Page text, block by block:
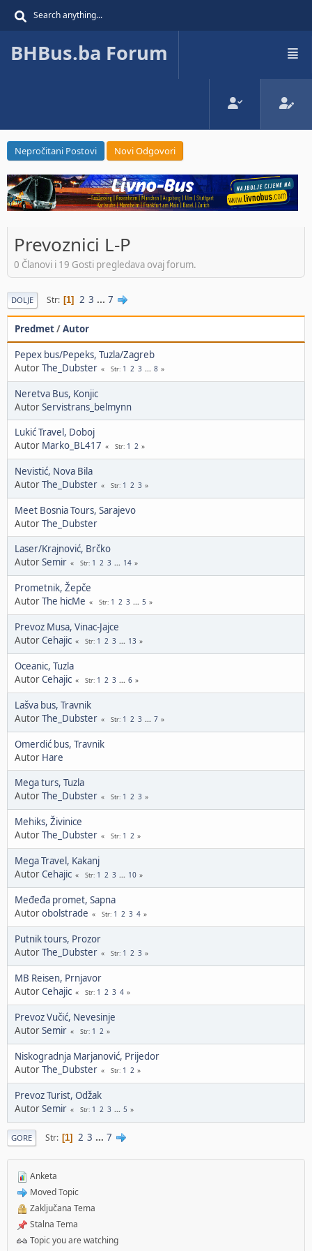
BHBus.ba Forum
Nepročitani Postovi Novi Odgovori
Prevoznici L-P
0 Članovi i 19 Gosti pregledava ovaj forum.
DOLJE Str 1 2 3 ... 7
Predmet/Autor
Pepex bus/Pepeks, Tuzla/Zagreb
AutorThe_Dubster Str 1 2 3 ... 8
Neretva Bus, Konjic
AutorServistrans_belmynn
Lukić Travel, Doboj
Autor Marko_BL417 Str 1 2
Nevistić, Nova Bila
AutorThe_Dubster Str 1 2 3
Meet Bosnia Tours, Sarajevo
AutorThe_Dubster
Laser/Krajnović, Brčko
AutorSemir Str 1 2 3 ... 14
Prometnik, Žepče
AutorThe hicMe Str 1 2 3 ... 5
Prevoz Musa, Vinac-Jajce
AutorCehajic Str 1 2 3 ... 13
Oceanic, Tuzla
AutorCehajic Str 1 2 3 ... 6
Lašva bus, Travnik
AutorThe_Dubster Str 1 2 3 ... 7
Omerdić bus, Travnik
Autor Hare
Mega turs, Tuzla
AutorThe_Dubster Str 1 2 3
Mehiks, Živinice
AutorThe_Dubster Str 1 2
Mega Travel, Kakanj
AutorCehajic Str 1 2 3 ... 10
Međeđa promet, Sapna
Autorobolstrade Str 1 2 3 4
Putnik tours, Prozor
AutorThe_Dubster Str 1 2 3
MB Reisen, Prnjavor
AutorCehajic Str 1 2 3 4
Prevoz Vučić, Nevesinje
AutorSemir Str 1 2
Niskogradnja Marjanović, Prijedor
AutorThe_Dubster Str 1 2
Prevoz Turist, Odžak
AutorSemir Str 1 2 3 ... 5
GORE Str 1 2 3 ... 7
Anketa
Moved Topic
Zaključana Tema
Stalna Tema
Topic you are watching